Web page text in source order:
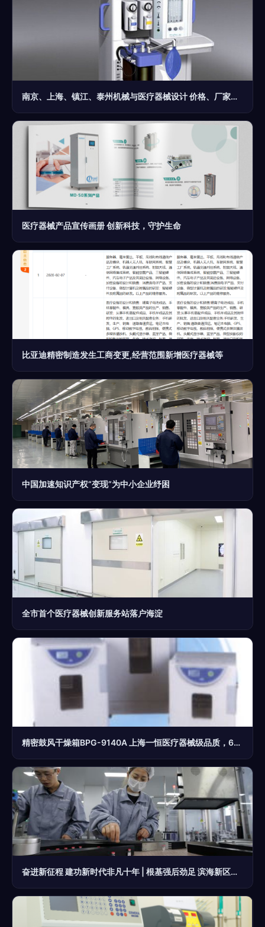
南京、上海、镇江、泰州机械与医疗器械设计 价格、厂家与图片全方位解读
医疗器械产品宣传画册 创新科技，守护生命
比亚迪精密制造发生工商变更,经营范围新增医疗器械等
中国加速知识产权“变现”为中小企业纾困
全市首个医疗器械创新服务站落户海淀
精密鼓风干燥箱BPG-9140A 上海一恒医疗器械级品质，6300元厂价直销
奋进新征程 建功新时代非凡十年 | 根基强后劲足 滨海新区发展实体经济蹄疾步稳——医疗器械篇